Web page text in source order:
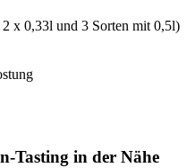
x 0,33l und 3 Sorten mit 0,5l)
Tasting in der Nähe